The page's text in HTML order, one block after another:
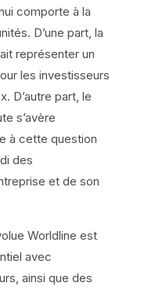
comporte à la
D’une part, la
représenter un
les investisseurs
D’autre part, le
s’avère
à cette question
des
et de son
Worldline est
avec
ainsi que des